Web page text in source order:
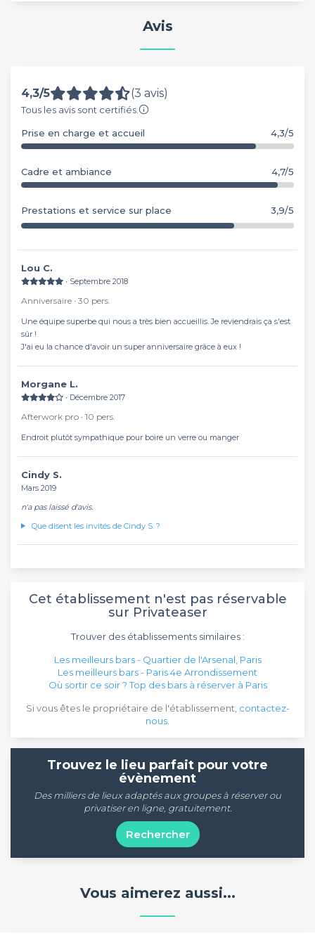
Avis
4,3/5 (3 avis)
Tous les avis sont certifiés.
Prise en charge et accueil 4,3/5
Cadre et ambiance 4,7/5
Prestations et service sur place 3,9/5
Lou C.
∙ Septembre 2018
Anniversaire ∙ 30 pers.
Une équipe superbe qui nous a très bien accueillis. Je reviendrais ça s'est
sûr !
J'ai eu la chance d'avoir un super anniversaire grâce à eux !
Morgane L.
∙ Décembre 2017
Afterwork pro ∙ 10 pers.
Endroit plutôt sympathique pour boire un verre ou manger
Cindy S.
Mars 2019
n'a pas laissé d'avis.
Que disent les invités de Cindy S. ?
Cet établissement n'est pas réservable
sur Privateaser
Trouver des établissements similaires :
Les meilleurs bars - Quartier de l'Arsenal, Paris
Les meilleurs bars - Paris 4e Arrondissement
Où sortir ce soir ? Top des bars à réserver à Paris
Si vous êtes le propriétaire de l'établissement, contactez-
nous
Trouvez le lieu parfait pour votre
évènement
Des milliers de lieux adaptés aux groupes à réserver ou
privatiser en ligne, gratuitement.
Rechercher
Vous aimerez aussi...